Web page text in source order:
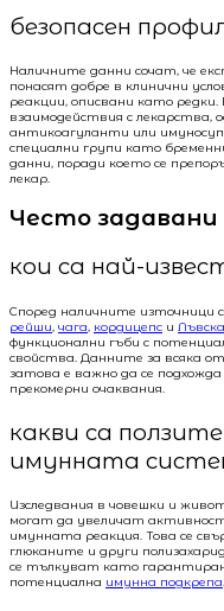
безопасен
Наличните данни сочат, че
понасят добре в клинични
реакции, описвани като
взаимодействия с лекарства,
антикоагуланти или
специални групи като
данни, поради което се
лекар.
Често задавани
кои са най-
Според наличните източници
рейши, чага, кордицепс и
функционални гъби с
свойства. Данните за всяка
затова е важно да се
прекомерни очаквания.
какви са
имунната
Изследвания в човешки и
могат да увеличат
имунната реакция. Това се
глюканите и други
се тълкуват като
потенциална имунна подкрепа.